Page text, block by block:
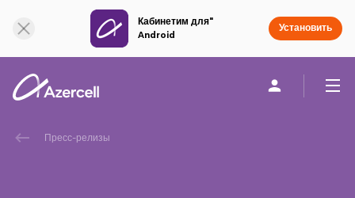
Кабинетим для"
Android
Установить
Частным клиентам
Пресс-релизы
Онлайн поддержка